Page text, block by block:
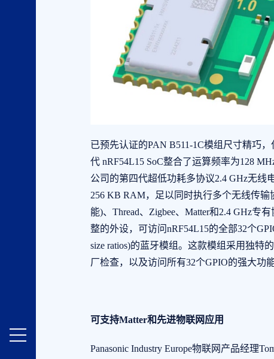
已预先认证的PAN B511-1C模组尺寸精巧
代 nRF54L15 SoC整合了运算频率为128
公司的第四代超低功耗多协议2.4 GHz无线
256 KB RAM，足以同时执行多个无线传
能)、Thread、Zigbee、Matter和2.4 GHz专
整的外设，可访问nRF54L15的全部32个
size ratios)的蓝牙模组。这款模组采用独特
厂检查，以及访问所有32个GPIO的强大功能
可支持Matter和先进物联网应用
Panasonic Industry Europe物联网产品经理